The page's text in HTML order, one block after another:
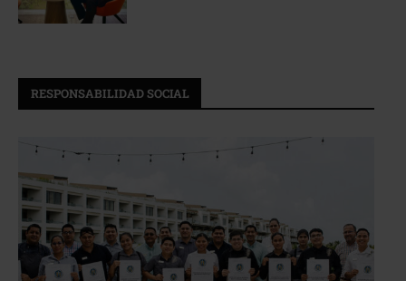
RESPONSABILIDAD SOCIAL